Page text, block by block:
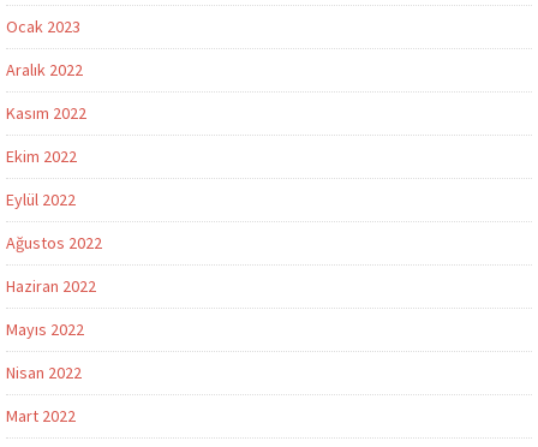
Ocak 2023
Aralık 2022
Kasım 2022
Ekim 2022
Eylül 2022
Ağustos 2022
Haziran 2022
Mayıs 2022
Nisan 2022
Mart 2022